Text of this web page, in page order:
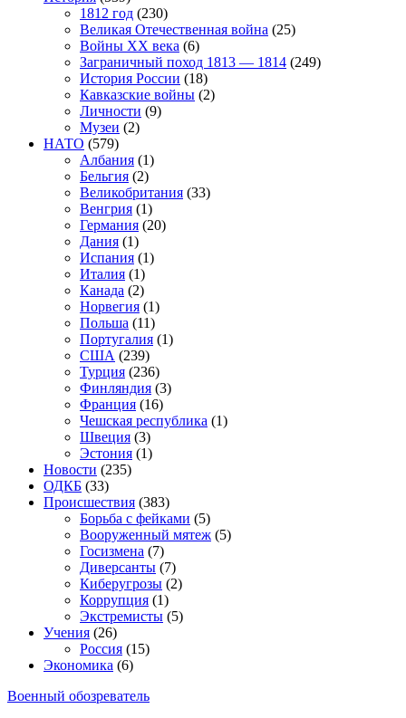
1812 год (230)
Великая Отечественная война (25)
Войны XX века (6)
Заграничный поход 1813 — 1814 (249)
История России (18)
Кавказские войны (2)
Личности (9)
Музеи (2)
НАТО (579)
Албания (1)
Бельгия (2)
Великобритания (33)
Венгрия (1)
Германия (20)
Дания (1)
Испания (1)
Италия (1)
Канада (2)
Норвегия (1)
Польша (11)
Португалия (1)
США (239)
Турция (236)
Финляндия (3)
Франция (16)
Чешская республика (1)
Швеция (3)
Эстония (1)
Новости (235)
ОДКБ (33)
Происшествия (383)
Борьба с фейками (5)
Вооруженный мятеж (5)
Госизмена (7)
Диверсанты (7)
Киберугрозы (2)
Коррупция (1)
Экстремисты (5)
Учения (26)
Россия (15)
Экономика (6)
Военный обозреватель